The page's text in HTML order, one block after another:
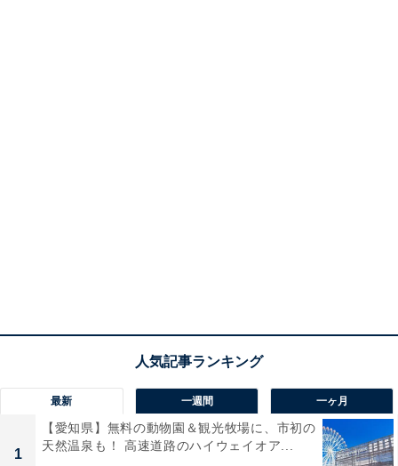
最新 一週間 一ヶ月
1
【愛知県】無料の動物園＆観光牧場に、市初の
天然温泉も！ 高速道路のハイウェイオア...